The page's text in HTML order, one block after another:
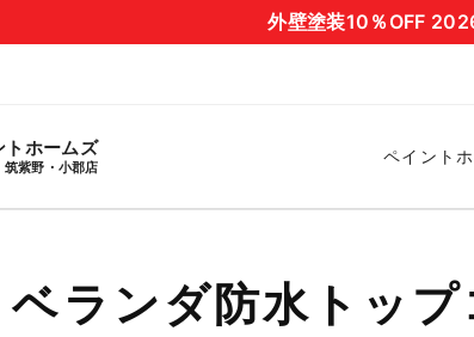
外壁塗装10％OFF
トホームズ
筑紫野・小郡店
ペイント
ランダ防水トッ